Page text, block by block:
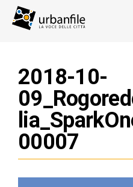
2018-10-
00007